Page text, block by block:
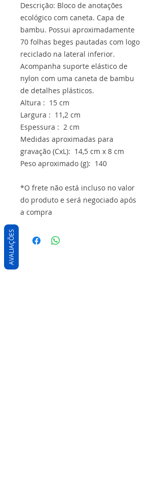
Descrição: Bloco de anotações
ecológico com caneta. Capa de
bambu. Possui aproximadamente
70 folhas beges pautadas com logo
reciclado na lateral inferior.
Acompanha suporte elástico de
nylon com uma caneta de bambu
de detalhes plásticos.
Altura : 15 cm
Largura : 11,2 cm
Espessura : 2 cm
Medidas aproximadas para
gravação (CxL): 14,5 cm x 8 cm
Peso aproximado (g): 140
*O frete não está incluso no valor
do produto e será negociado após
a compra
AVALIAÇÕES